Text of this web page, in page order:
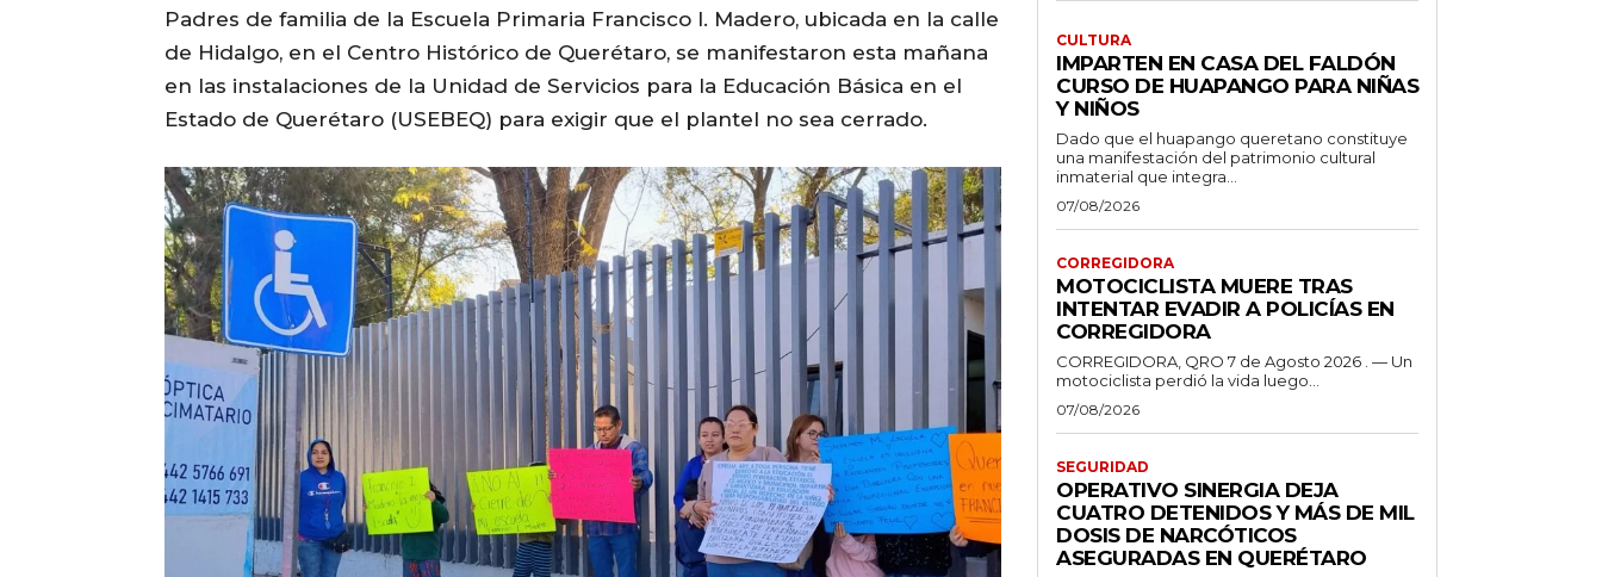
Padres de familia de la Escuela Primaria Francisco I. Madero, ubicada en la calle
de Hidalgo, en el Centro Histórico de Querétaro, se manifestaron esta mañana
en las instalaciones de la Unidad de Servicios para la Educación Básica en el
Estado de Querétaro (USEBEQ) para exigir que el plantel no sea cerrado.
CULTURA
IMPARTEN EN CASA DEL FALDÓN
CURSO DE HUAPANGO PARA NIÑAS
Y NIÑOS
Dado que el huapango queretano constituye
una manifestación del patrimonio cultural
inmaterial que integra...
07/08/2026
CORREGIDORA
MOTOCICLISTA MUERE TRAS
INTENTAR EVADIR A POLICÍAS EN
CORREGIDORA
CORREGIDORA, QRO 7 de Agosto 2026 . — Un
motociclista perdió la vida luego...
07/08/2026
SEGURIDAD
OPERATIVO SINERGIA DEJA
CUATRO DETENIDOS Y MÁS DE MIL
DOSIS DE NARCÓTICOS
ASEGURADAS EN QUERÉTARO